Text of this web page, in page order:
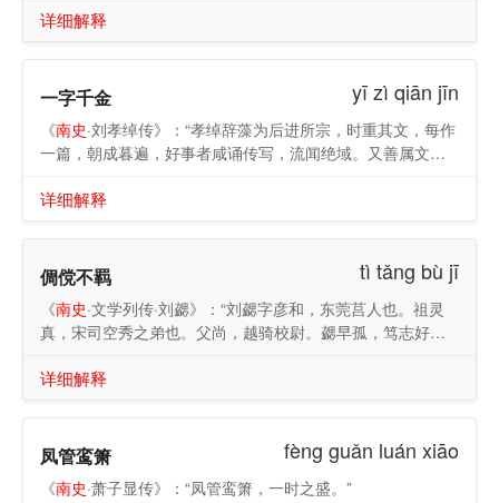
详细解释
一字千金 yī zì qiān jīn
《南史·刘孝绰传》：“孝绰辞藻为后进所宗，时重其文，每作
一篇，朝成暮遍，好事者咸诵传写，流闻绝域。又善属文，
详细解释
倜傥不羁 tì tǎng bù jī
《南史·文学列传·刘勰》：“刘勰字彦和，东莞莒人也。祖灵
真，宋司空秀之弟也。父尚，越骑校尉。勰早孤，笃志好
通经论，因区别部类，录而序之。今定林寺经藏，勰所定
也。天监中，兼东宫通事舍人，时七庙飨荐，已用蔬果，而
书议，依勰所陈。迁步兵校尉，兼舍人如故。昭明太子好文
学，深爱接之。初，勰撰《文心雕龙》五十篇，论古今文
体，引而次之。其序曰：‘夫文心者，言为文之用心也。昔涓
详细解释
凤管鸾箫 fèng guǎn luán xiāo
《南史·萧子显传》：“凤管鸾箫，一时之盛。”